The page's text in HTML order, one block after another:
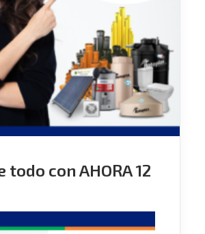
todo con AHORA 12